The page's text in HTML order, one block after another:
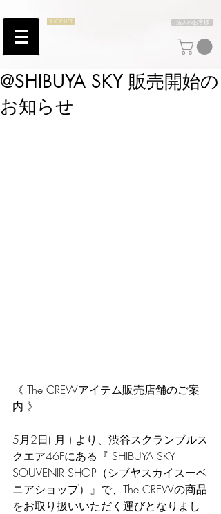
SHOP LIST 法人のお客様
@SHIBUYA SKY 販売開始の
お知らせ
《 The CREWアイテム販売店舗のご案
内 》
5月2日( 月 ) より、渋谷スクランブルス
クエア46Fにある『 SHIBUYA SKY
SOUVENIR SHOP（シブヤスカイスーベ
ニアショップ）』で、The CREWの商品
をお取り扱いいただく運びとなりまし